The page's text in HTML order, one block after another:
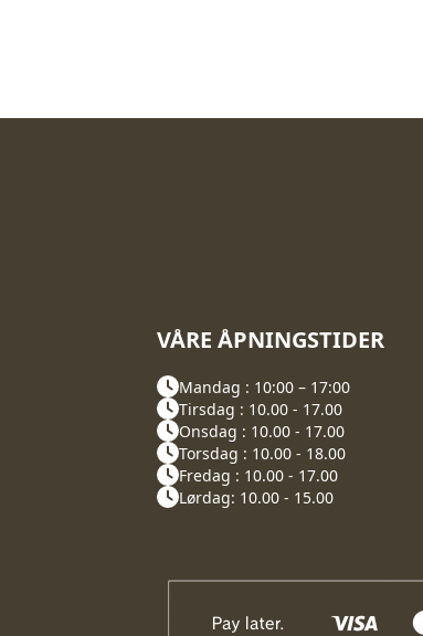
VÅRE ÅPNINGSTIDER
Mandag : 10:00 – 17:00
Tirsdag : 10.00 - 17.00
Onsdag : 10.00 - 17.00
Torsdag : 10.00 - 18.00
Fredag : 10.00 - 17.00
Lørdag: 10.00 - 15.00